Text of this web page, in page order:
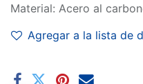
Material: Acero al
Agregar a la lista de